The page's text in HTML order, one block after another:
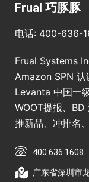
Frual 巧豚豚
电话: 400-636-
Frual Systems
Amazon SPN 认
Levanta 中国一
WOOT提报、
推新品、冲排名
400 636 1608
广东省深圳市